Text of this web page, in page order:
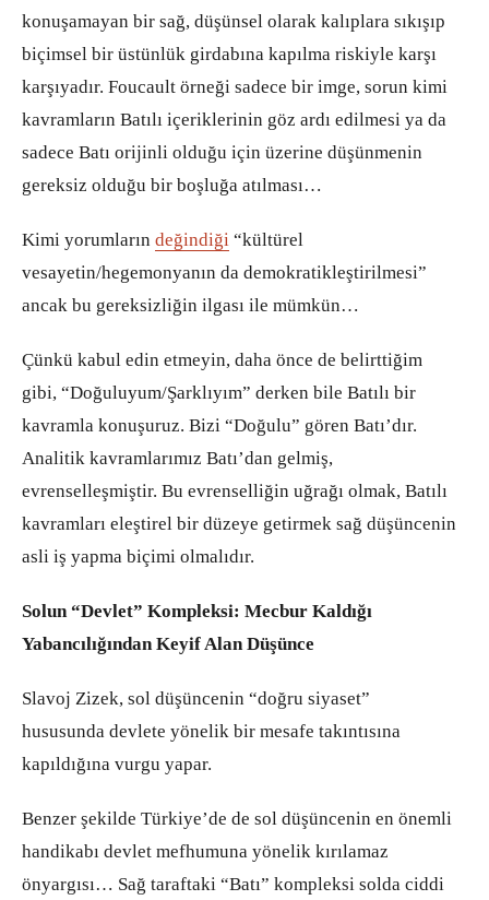
konuşamayan bir sağ, düşünsel olarak kalıplara sıkışıp
biçimsel bir üstünlük girdabına kapılma riskiyle karşı
karşıyadır. Foucault örneği sadece bir imge, sorun kimi
kavramların Batılı içeriklerinin göz ardı edilmesi ya da
sadece Batı orijinli olduğu için üzerine düşünmenin
gereksiz olduğu bir boşluğa atılması…
Kimi yorumların değindiği “kültürel
vesayetin/hegemonyanın da demokratikleştirilmesi”
ancak bu gereksizliğin ilgası ile mümkün…
Çünkü kabul edin etmeyin, daha önce de belirttiğim
gibi, “Doğuluyum/Şarklıyım” derken bile Batılı bir
kavramla konuşuruz. Bizi “Doğulu” gören Batı’dır.
Analitik kavramlarımız Batı’dan gelmiş,
evrenselleşmiştir. Bu evrenselliğin uğrağı olmak, Batılı
kavramları eleştirel bir düzeye getirmek sağ düşüncenin
asli iş yapma biçimi olmalıdır.
Solun “Devlet” Kompleksi: Mecbur Kaldığı
Yabancılığından Keyif Alan Düşünce
Slavoj Zizek, sol düşüncenin “doğru siyaset”
hususunda devlete yönelik bir mesafe takıntısına
kapıldığına vurgu yapar.
Benzer şekilde Türkiye’de de sol düşüncenin en önemli
handikabı devlet mefhumuna yönelik kırılamaz
önyargısı… Sağ taraftaki “Batı” kompleksi solda ciddi